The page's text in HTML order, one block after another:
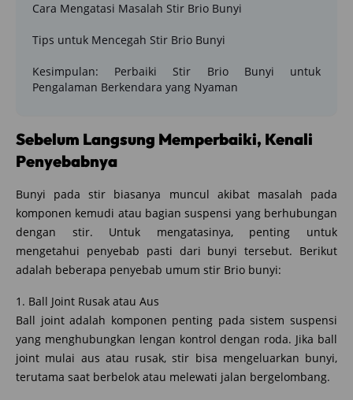
Cara Mengatasi Masalah Stir Brio Bunyi
Tips untuk Mencegah Stir Brio Bunyi
Kesimpulan: Perbaiki Stir Brio Bunyi untuk
Pengalaman Berkendara yang Nyaman
Sebelum Langsung Memperbaiki, Kenali
Penyebabnya
Bunyi pada stir biasanya muncul akibat masalah pada
komponen kemudi atau bagian suspensi yang berhubungan
dengan stir. Untuk mengatasinya, penting untuk
mengetahui penyebab pasti dari bunyi tersebut. Berikut
adalah beberapa penyebab umum stir Brio bunyi:
1. Ball Joint Rusak atau Aus
Ball joint adalah komponen penting pada sistem suspensi
yang menghubungkan lengan kontrol dengan roda. Jika ball
joint mulai aus atau rusak, stir bisa mengeluarkan bunyi,
terutama saat berbelok atau melewati jalan bergelombang.